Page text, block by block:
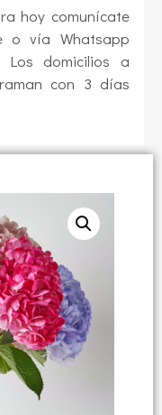
hoy comunícate
o vía Whatsapp
Los domicilios a
con 3 días